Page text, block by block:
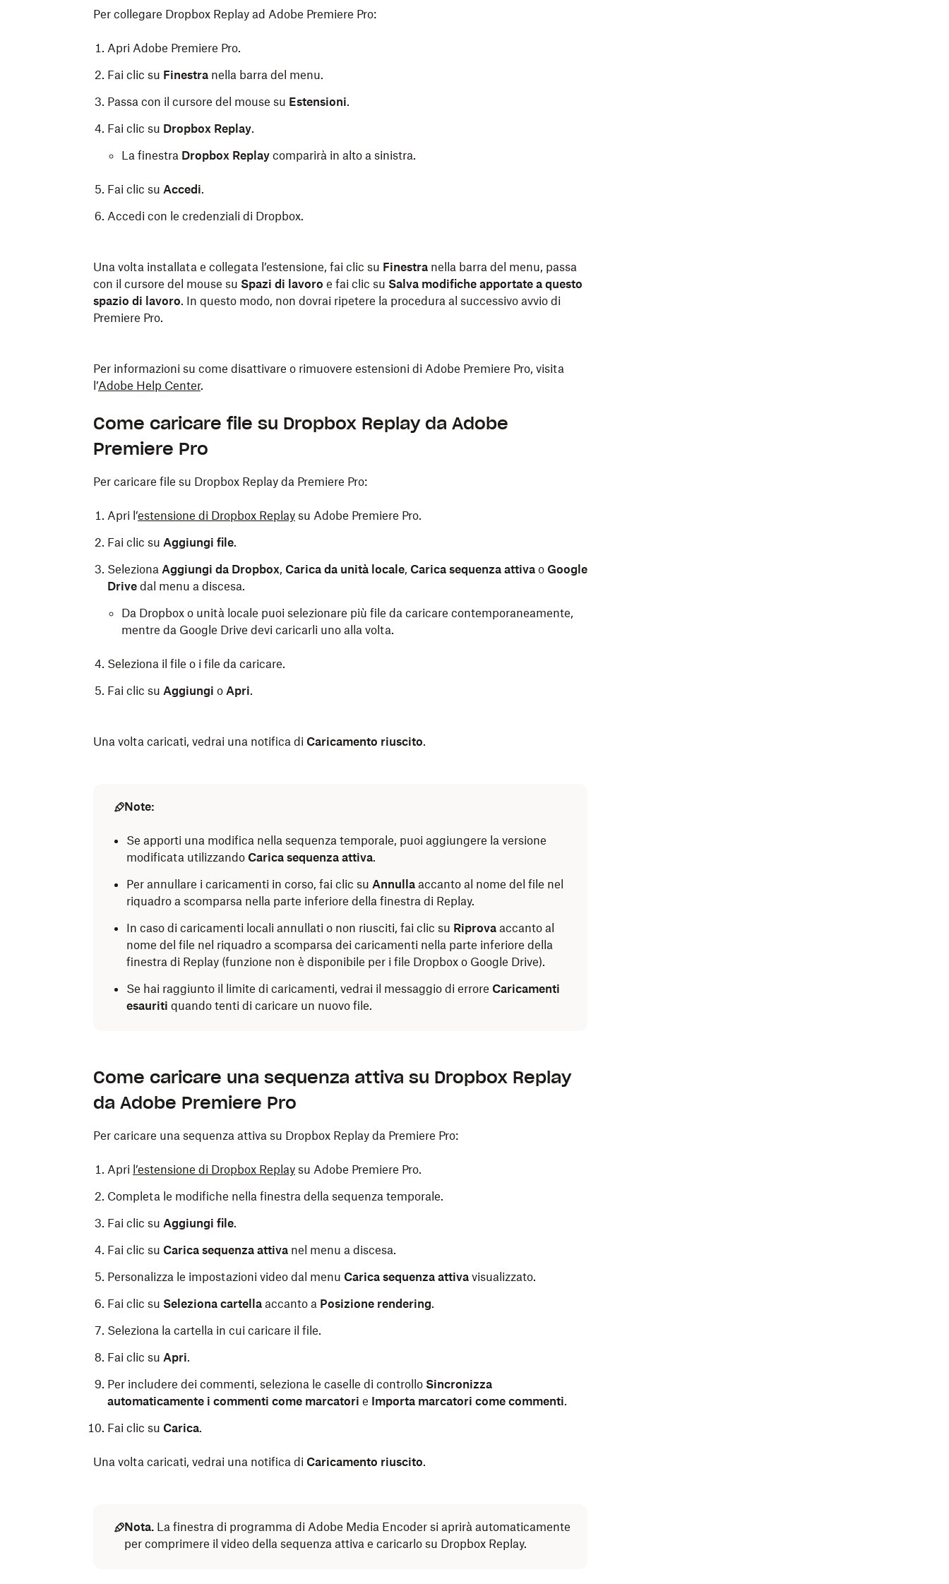
Per collegare Dropbox Replay ad Adobe Premiere Pro:
Apri Adobe Premiere Pro.
Fai clic su Finestra nella barra del menu.
Passa con il cursore del mouse su Estensioni.
Fai clic su Dropbox Replay.
La finestra Dropbox Replay comparirà in alto a sinistra.
Fai clic su Accedi.
Accedi con le credenziali di Dropbox.
Una volta installata e collegata l’estensione, fai clic su Finestra nella barra del menu, passa
con il cursore del mouse su Spazi di lavoro e fai clic su Salva modifiche apportate a questo
spazio di lavoro. In questo modo, non dovrai ripetere la procedura al successivo avvio di
Premiere Pro.
Per informazioni su come disattivare o rimuovere estensioni di Adobe Premiere Pro, visita
l’Adobe Help Center.
Come caricare file su Dropbox Replay da Adobe
Premiere Pro
Per caricare file su Dropbox Replay da Premiere Pro:
Apri l’estensione di Dropbox Replay su Adobe Premiere Pro.
Fai clic su Aggiungi file.
Seleziona Aggiungi da Dropbox, Carica da unità locale, Carica sequenza attiva o Google
Drive dal menu a discesa.
Da Dropbox o unità locale puoi selezionare più file da caricare contemporaneamente,
mentre da Google Drive devi caricarli uno alla volta.
Seleziona il file o i file da caricare.
Fai clic su Aggiungi o Apri.
Una volta caricati, vedrai una notifica di Caricamento riuscito.
Note:
Se apporti una modifica nella sequenza temporale, puoi aggiungere la versione
modificata utilizzando Carica sequenza attiva.
Per annullare i caricamenti in corso, fai clic su Annulla accanto al nome del file nel
riquadro a scomparsa nella parte inferiore della finestra di Replay.
In caso di caricamenti locali annullati o non riusciti, fai clic su Riprova accanto al
nome del file nel riquadro a scomparsa dei caricamenti nella parte inferiore della
finestra di Replay (funzione non è disponibile per i file Dropbox o Google Drive).
Se hai raggiunto il limite di caricamenti, vedrai il messaggio di errore Caricamenti
esauriti quando tenti di caricare un nuovo file.
Come caricare una sequenza attiva su Dropbox Replay
da Adobe Premiere Pro
Per caricare una sequenza attiva su Dropbox Replay da Premiere Pro:
Apri l’estensione di Dropbox Replay su Adobe Premiere Pro.
Completa le modifiche nella finestra della sequenza temporale.
Fai clic su Aggiungi file.
Fai clic su Carica sequenza attiva nel menu a discesa.
Personalizza le impostazioni video dal menu Carica sequenza attiva visualizzato.
Fai clic su Seleziona cartella accanto a Posizione rendering.
Seleziona la cartella in cui caricare il file.
Fai clic su Apri.
Per includere dei commenti, seleziona le caselle di controllo Sincronizza
automaticamente i commenti come marcatori e Importa marcatori come commenti.
Fai clic su Carica.
Una volta caricati, vedrai una notifica di Caricamento riuscito.
Nota. La finestra di programma di Adobe Media Encoder si aprirà automaticamente
per comprimere il video della sequenza attiva e caricarlo su Dropbox Replay.